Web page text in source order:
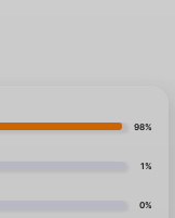
98%
1%
0%